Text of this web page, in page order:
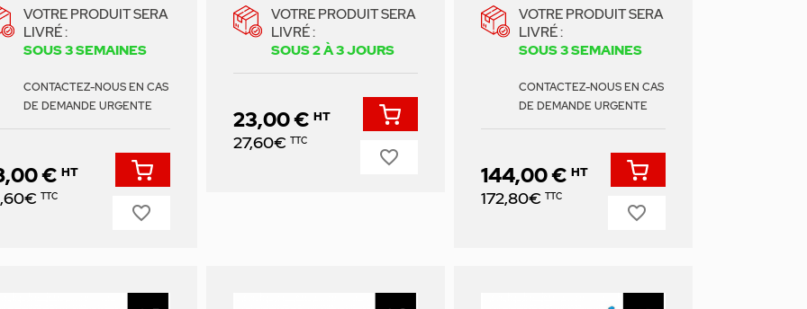
VOTRE PRODUIT SERA
LIVRÉ :
SOUS 3 SEMAINES
CONTACTEZ-NOUS EN CAS
DE DEMANDE URGENTE
€ HT
TTC
favorite_border
VOTRE PRODUIT SERA
LIVRÉ :
SOUS 2 À 3 JOURS
Prix
23,00 € HT
27,60€ TTC
favorite_border
VOTRE PRODUIT SERA
LIVRÉ :
SOUS 3 SEMAINES
CONTACTEZ-NOUS EN CAS
DE DEMANDE URGENTE
Prix
144,00 € HT
172,80€ TTC
favorite_border